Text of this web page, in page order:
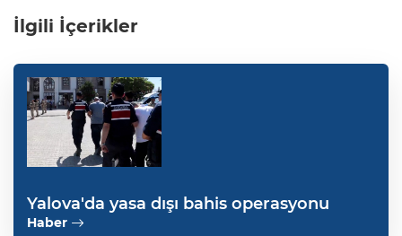
İlgili İçerikler
Yalova'da yasa dışı bahis operasyonu
Haber